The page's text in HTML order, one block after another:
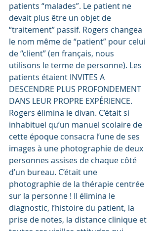
patients “malades”. Le patient ne
devait plus être un objet de
“traitement” passif. Rogers changea
le nom même de “patient” pour celui
de “client” (en français, nous
utilisons le terme de personne). Les
patients étaient INVITES A
DESCENDRE PLUS PROFONDEMENT
DANS LEUR PROPRE EXPÉRIENCE.
Rogers élimina le divan. C’était si
inhabituel qu’un manuel scolaire de
cette époque consacra l’une de ses
images à une photographie de deux
personnes assises de chaque côté
d’un bureau. C’était une
photographie de la thérapie centrée
sur la personne ! Il élimina le
diagnostic, l’histoire du patient, la
prise de notes, la distance clinique et